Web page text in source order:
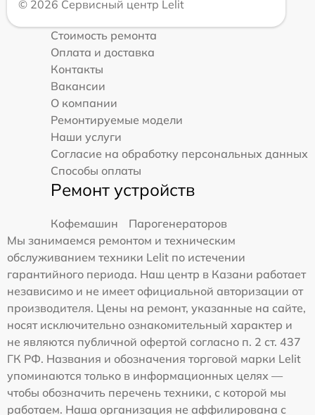
© 2026 Сервисный центр Lelit
Стоимость ремонта
Оплата и доставка
Контакты
Вакансии
О компании
Ремонтируемые модели
Наши услуги
Согласие на обработку персональных данных
Способы оплаты
Ремонт устройств
Кофемашин
Парогенераторов
Мы занимаемся ремонтом и техническим
обслуживанием техники Lelit по истечении
гарантийного периода. Наш центр в Казани работает
независимо и не имеет официальной авторизации от
производителя. Цены на ремонт, указанные на сайте,
носят исключительно ознакомительный характер и
не являются публичной офертой согласно п. 2 ст. 437
ГК РФ. Названия и обозначения торговой марки Lelit
упоминаются только в информационных целях —
чтобы обозначить перечень техники, с которой мы
работаем. Наша организация не аффилирована с